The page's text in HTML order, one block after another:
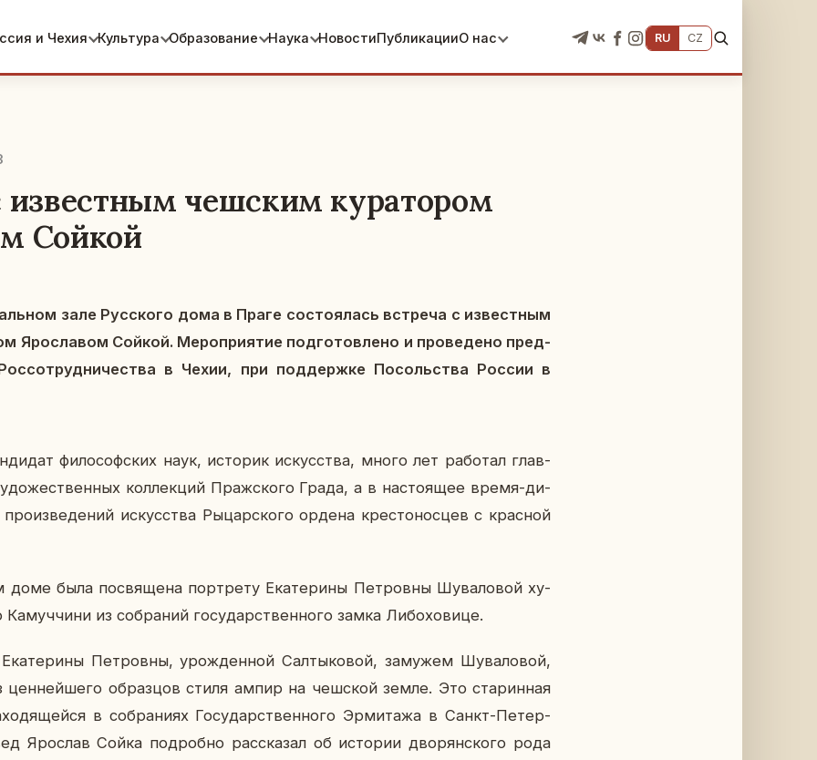
и Чехия Культура Образование Наука НовостиПубликацииО нас RU CZ
известным чешским куратором
Сойкой
зале Рус­ско­го дома в Праге со­сто­я­лась встре­ча с из­вест­ным
Яро­сла­вом Сойкой. Ме­ро­при­я­тие под­го­тов­ле­но и про­ве­де­но пред­
в Чехии, при под­держ­ке По­соль­ства России в
фи­ло­соф­ских наук, ис­то­рик ис­кус­ства, много лет ра­бо­тал глав­
кол­лек­ций Праж­ско­го Града, а в на­сто­я­щее время-ди­
ис­кус­ства Ры­цар­ско­го ордена кре­сто­нос­цев с крас­ной
доме была по­свя­ще­на порт­ре­ту Ека­те­ри­ны Пет­ров­ны Шу­ва­ло­вой ху­
из со­бра­ний го­су­дар­ствен­но­го замка Ли­бо­хо­ви­це.
Пет­ров­ны, урож­ден­ной Сал­ты­ко­вой, за­му­жем Шу­ва­ло­вой,
цен­ней­ше­го об­раз­цов стиля ампир на чеш­ской земле. Это ста­рин­ная
в со­бра­ни­ях Го­су­дар­ствен­но­го Эр­ми­та­жа в Санкт-Пе­тер­
Яро­слав Сойка по­дроб­но рас­ска­зал об ис­то­рии дво­рян­ско­го рода